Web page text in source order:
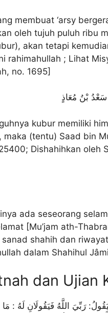
membuat ‘arsy
oleh tujuh puluh ribu
akan tetapi
rahimahullah ; Lihat
no. 1695]
kubur memiliki
maka (tentu) Saad bin
Dishahihkan oleh
ada seseorang
[Mu’jam ath-
sanad shahih dan
dalam Shahihul
dan Ujian
رَبِّيَ اللَّهُ فَيَقُولَانِ لَهُ :